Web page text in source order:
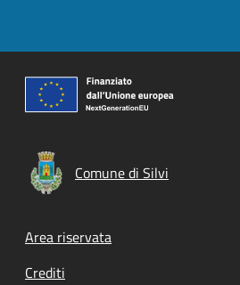
Comune di Silvi
Footer menu
Area riservata
Crediti